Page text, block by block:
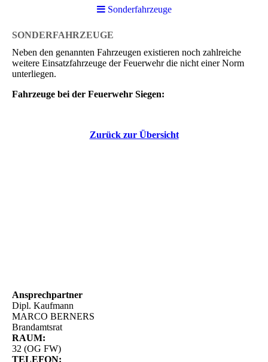
Sonderfahrzeuge
SONDERFAHRZEUGE
Neben den genannten Fahrzeugen existieren noch zahlreiche
weitere Einsatzfahrzeuge der Feuerwehr die nicht einer Norm
unterliegen.
Fahrzeuge bei der Feuerwehr Siegen:
Zurück zur Übersicht
Ansprechpartner
Dipl. Kaufmann
MARCO BERNERS
Brandamtsrat
RAUM:
32 (OG FW)
TELEFON: